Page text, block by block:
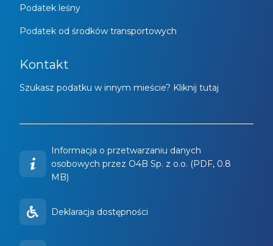
Podatek leśny
Podatek od środków transportowych
Kontakt
Szukasz podatku w innym mieście? Kliknij tutaj
Informacja o przetwarzaniu danych
osobowych przez O4B Sp. z o.o. (PDF, 0.8
MB)
Deklaracja dostępności